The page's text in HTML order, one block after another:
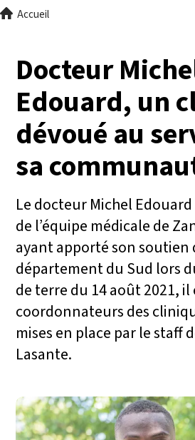
FilAccueil
Docteur
Edouard, un
dévoué au
sa
Le docteur Michel
de l’équipe médicale de
ayant apporté son soutien
département du Sud lors
de terre du 14 août 2021, il
coordonnateurs des
mises en place par le staff
Lasante.